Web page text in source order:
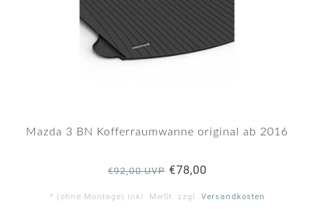
Mazda 3 BN Kofferraumwanne original ab 2016
€92,00 UVP€78,00
* (ohne Montage) Inkl. MwSt. zzgl. Versandkosten